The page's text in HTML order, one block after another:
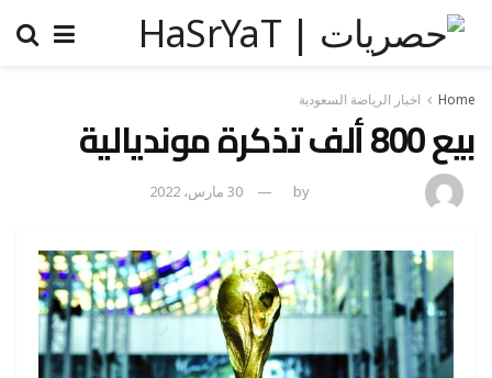
Home اخبار الرياضة السعودية
بيع 800 ألف تذكرة مونديالية
by 30 مارس، 2022